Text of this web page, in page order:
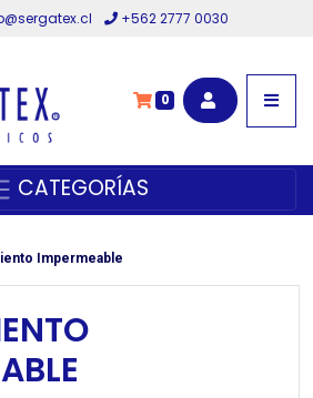
+562 2777 0030
0
CATEGORÍAS
Impermeable